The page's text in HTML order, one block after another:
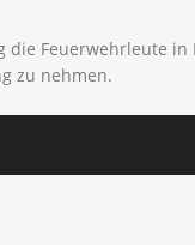
die Feuerwehrleute
zu nehmen.